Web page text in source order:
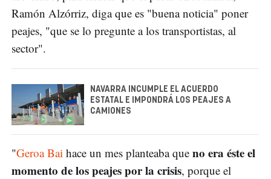
Ramón Alzórriz, diga que es "buena noticia" poner
peajes, "que se lo pregunte a los transportistas, al
sector".
NAVARRA INCUMPLE EL ACUERDO
ESTATAL E IMPONDRÁ LOS PEAJES A
CAMIONES
"Geroa Bai hace un mes planteaba que no era éste el
momento de los peajes por la crisis, porque el